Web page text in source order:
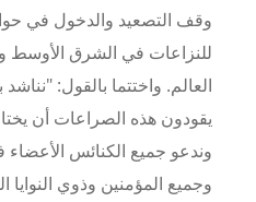
وقف التصعيد والدخول في
للنزاعات في الشرق
العالم. واختتما بالقول:
يقودون هذه الصراعات أن
وندعو جميع الكنائس
وجميع المؤمنين وذوي